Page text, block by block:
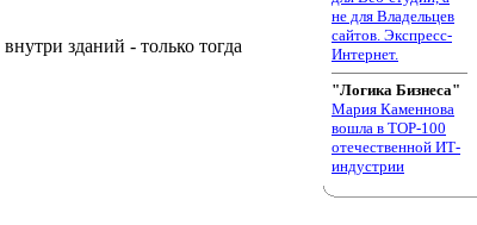
зданий - только тогда
не для Владельцев
сайтов. Экспресс-
Интернет.
"Логика Бизнеса"
Мария Каменнова
вошла в TOP-100
отечественной ИТ-
индустрии